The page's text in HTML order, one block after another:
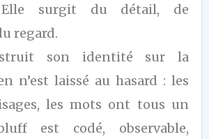
surgit du détail, de
regard.
son identité sur la
n’est laissé au hasard : les
les mots ont tous un
est codé, observable,